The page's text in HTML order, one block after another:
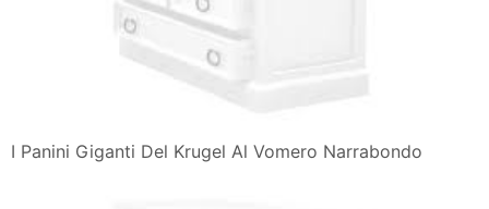
I Panini Giganti Del Krugel Al Vomero Narrabondo